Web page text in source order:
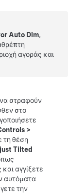
Auto Dim,
αγοράς και
να στραφούν
στο
>
τη θέση
Tilted
αγγίξετε
αυτόματα
την